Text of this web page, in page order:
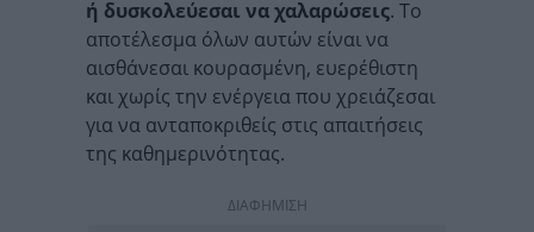
ή δυσκολεύεσαι να χαλαρώσεις. Το
αποτέλεσμα όλων αυτών είναι να
αισθάνεσαι κουρασμένη, ευερέθιστη
και χωρίς την ενέργεια που χρειάζεσαι
για να ανταποκριθείς στις απαιτήσεις
της καθημερινότητας.
ΔΙΑΦΗΜΙΣΗ